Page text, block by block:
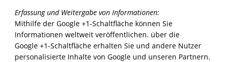
Erfassung und Weitergabe von Informationen:
Mithilfe der Google +1-Schaltfläche können Sie
Informationen weltweit veröffentlichen. über die
Google +1-Schaltfläche erhalten Sie und andere Nutzer
personalisierte Inhalte von Google und unseren Partnern.